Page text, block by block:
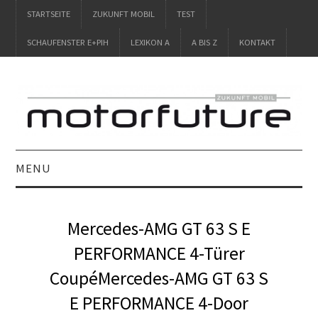
STARTSEITE ZUKUNFT MOBIL TEST
SCHAUFENSTER E+PIH LEXIKON A A BIS Z KONTAKT
MENU
ZUKUNFT MOBIL
TEST
SCHAUFENSTER
Mercedes-AMG GT 63 S E
PERFORMANCE 4-Türer
CoupéMercedes-AMG GT 63 S
E PERFORMANCE 4-Door